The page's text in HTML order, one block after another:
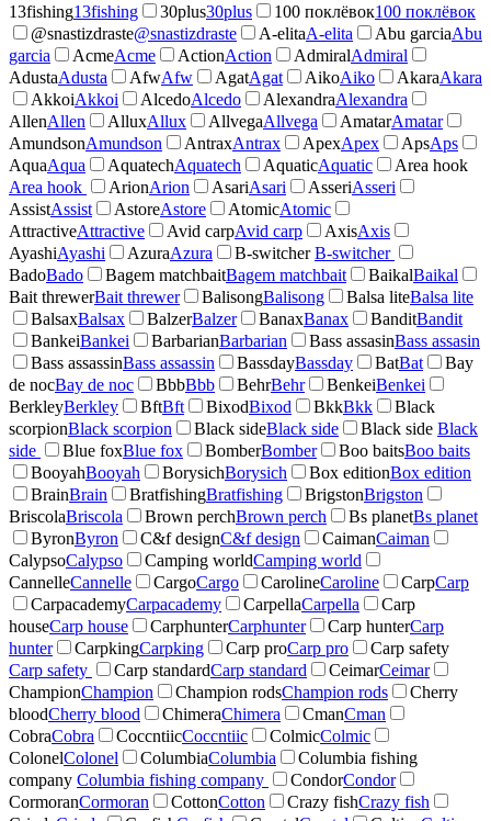
13fishing13fishing 30plus30plus 100 поклёвок100 поклёвок
@snastizdraste@snastizdraste A-elitaA-elita Abu garciaAbu
garcia
AcmeAcme ActionAction AdmiralAdmiral
AdustaAdusta AfwAfw AgatAgat AikoAiko AkaraAkara
AkkoiAkkoi AlcedoAlcedo AlexandraAlexandra
AllenAllen AlluxAllux AllvegaAllvega AmatarAmatar
AmundsonAmundson AntraxAntrax ApexApex ApsAps
AquaAqua AquatechAquatech AquaticAquatic
Area hook
Area hook
ArionArion AsariAsari AsseriAsseri
AssistAssist AstoreAstore AtomicAtomic
AttractiveAttractive Avid carpAvid carp AxisAxis
AyashiAyashi AzuraAzura B-switcherB-switcher
BadoBado Bagem matchbaitBagem matchbait BaikalBaikal
Bait threwerBait threwer BalisongBalisong Balsa liteBalsa lite
BalsaxBalsax BalzerBalzer BanaxBanax BanditBandit
BankeiBankei BarbarianBarbarian Bass assasinBass assasin
Bass assassinBass assassin BassdayBassday BatBat
Bay
de nocBay de noc BbbBbb BehrBehr BenkeiBenkei
BerkleyBerkley BftBft BixodBixod BkkBkk
Black
scorpionBlack scorpion Black sideBlack side Black side Black
side
Blue foxBlue fox BomberBomber Boo baitsBoo baits
BooyahBooyah BorysichBorysich Box editionBox edition
BrainBrain BratfishingBratfishing BrigstonBrigston
BriscolaBriscola Brown perchBrown perch Bs planetBs planet
ByronByron C&f designC&f design CaimanCaiman
CalypsoCalypso Camping worldCamping world
CannelleCannelle CargoCargo CarolineCaroline CarpCarp
CarpacademyCarpacademy CarpellaCarpella
Carp
houseCarp house CarphunterCarphunter Carp hunterCarp
hunter
CarpkingCarpking Carp proCarp pro
Carp safety
Carp safety
Carp standardCarp standard CeimarCeimar
ChampionChampion Champion rodsChampion rods
Cherry
bloodCherry blood ChimeraChimera CmanCman
CobraCobra CoccntiicCoccntiic ColmicColmic
ColonelColonel ColumbiaColumbia
Columbia fishing
company Columbia fishing company CondorCondor
CormoranCormoran CottonCotton Crazy fishCrazy fish